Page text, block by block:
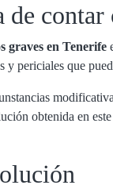
contar
graves en Tenerife
y periciales que
obtenida en